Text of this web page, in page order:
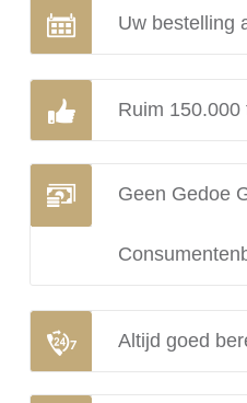
Uw bestelling
Ruim 150.000
Geen Gedoe
Altijd goed